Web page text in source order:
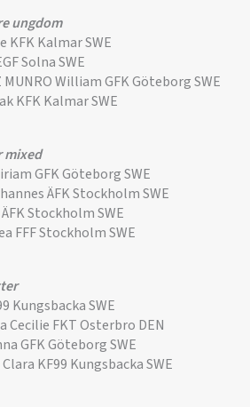
ungdom
KFK Kalmar SWE
Solna SWE
MUNRO William GFK Göteborg SWE
KFK Kalmar SWE
mixed
GFK Göteborg SWE
ÄFK Stockholm SWE
Stockholm SWE
FFF Stockholm SWE
Kungsbacka SWE
Cecilie FKT Osterbro DEN
GFK Göteborg SWE
Clara KF99 Kungsbacka SWE